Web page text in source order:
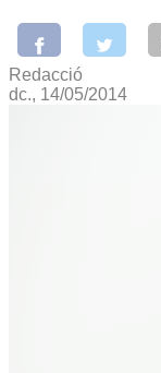
Redacció
dc., 14/05/2014